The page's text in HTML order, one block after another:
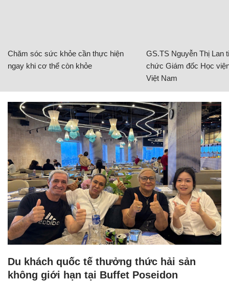
Chăm sóc sức khỏe cần thực hiện
ngay khi cơ thể còn khỏe
GS.TS Nguyễn Thị Lan
chức Giám đốc Học
Việt Nam
Du khách quốc tế thưởng thức hải sản
không giới hạn tại Buffet Poseidon